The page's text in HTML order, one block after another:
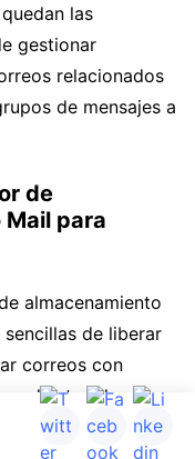
las
gestionar
relacionados
de mensajes a
de
Mail para
almacenamiento
de liberar
correos con
adjuntos de más
y eliminar los